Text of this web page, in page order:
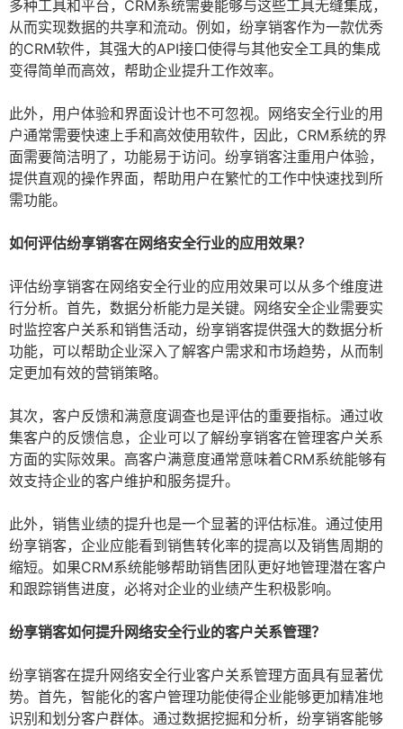
多种工具和平台，CRM系统需要能够与这些工具无缝集成，
从而实现数据的共享和流动。例如，纷享销客作为一款优秀
的CRM软件，其强大的API接口使得与其他安全工具的集成
变得简单而高效，帮助企业提升工作效率。
此外，用户体验和界面设计也不可忽视。网络安全行业的用
户通常需要快速上手和高效使用软件，因此，CRM系统的界
面需要简洁明了，功能易于访问。纷享销客注重用户体验，
提供直观的操作界面，帮助用户在繁忙的工作中快速找到所
需功能。
如何评估纷享销客在网络安全行业的应用效果？
评估纷享销客在网络安全行业的应用效果可以从多个维度进
行分析。首先，数据分析能力是关键。网络安全企业需要实
时监控客户关系和销售活动，纷享销客提供强大的数据分析
功能，可以帮助企业深入了解客户需求和市场趋势，从而制
定更加有效的营销策略。
其次，客户反馈和满意度调查也是评估的重要指标。通过收
集客户的反馈信息，企业可以了解纷享销客在管理客户关系
方面的实际效果。高客户满意度通常意味着CRM系统能够有
效支持企业的客户维护和服务提升。
此外，销售业绩的提升也是一个显著的评估标准。通过使用
纷享销客，企业应能看到销售转化率的提高以及销售周期的
缩短。如果CRM系统能够帮助销售团队更好地管理潜在客户
和跟踪销售进度，必将对企业的业绩产生积极影响。
纷享销客如何提升网络安全行业的客户关系管理？
纷享销客在提升网络安全行业客户关系管理方面具有显著优
势。首先，智能化的客户管理功能使得企业能够更加精准地
识别和划分客户群体。通过数据挖掘和分析，纷享销客能够